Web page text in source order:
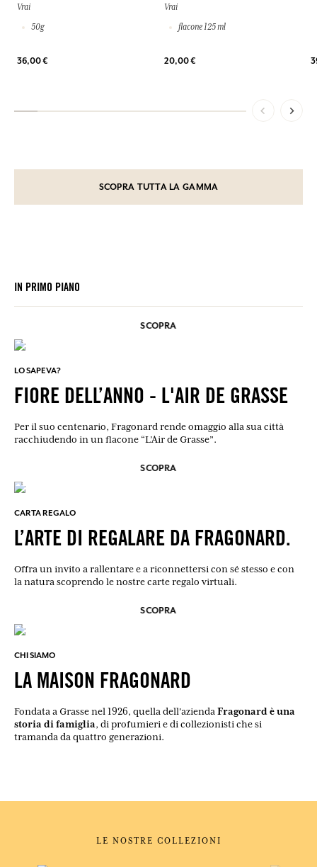
Vrai
50g
36,00 €
Vrai
flacone 125 ml
20,00 €
SCOPRA TUTTA LA GAMMA
IN PRIMO PIANO
SCOPRA
LO SAPEVA?
FIORE DELL’ANNO - L'AIR DE GRASSE
Per il suo centenario, Fragonard rende omaggio alla sua città
racchiudendo in un flacone “L’Air de Grasse”.
SCOPRA
CARTA REGALO
L’ARTE DI REGALARE DA FRAGONARD.
Offra un invito a rallentare e a riconnettersi con sé stesso e con
la natura scoprendo le nostre carte regalo virtuali.
SCOPRA
CHI SIAMO
LA MAISON FRAGONARD
Fondata a Grasse nel 1926, quella dell'aziendaFragonard è una
storia di famiglia, di profumieri e di collezionisti che si
tramanda da quattro generazioni.
LE NOSTRE COLLEZIONI